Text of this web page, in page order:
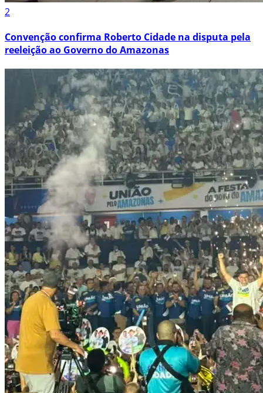
2
Convenção confirma Roberto Cidade na disputa pela
reeleição ao Governo do Amazonas